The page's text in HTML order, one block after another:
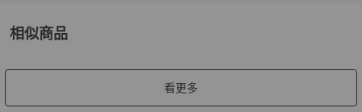
相似商品
看更多